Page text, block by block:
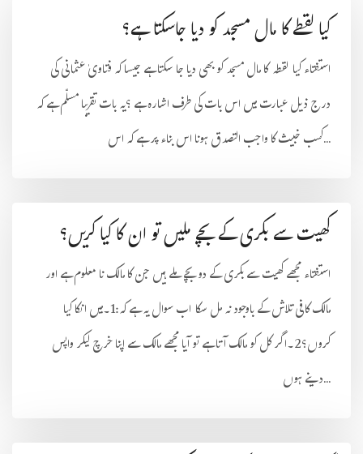
کیا لقطے کا مال مسجد کو دیا جاسکتا ہے؟
استفتاء کیا لقطہ کا مال مسجد کو بھی دیا جا سکتا ہے جیسا کہ فتاویٰ عثمانی کی
درج ذیل عبارت میں اس بات کی طرف اشارہ ہے ؟یہ بات تقریبا مسلّم ہے کہ
کسب خبیث کا واجب التصدق ہونا اس بناء پر ہے کہ اس...
کھیت سے بکری کے بچے ملیں تو ان کا کیا کریں؟
استفتاء مجھے کھیت سے بکری کے دو بچے ملے ہیں جن کا مالک نا معلوم ہے اور
مالک کافی تلاش کے باوجود نہ مل سکا اب سوال یہ ہے کہ:1۔میں انکا کیا
کروں؟2۔اگر کل کو مالک آتا ہے تو آیا مجھے مالک سے اپنا خرچ لیکر واپس
دینے ہوں...